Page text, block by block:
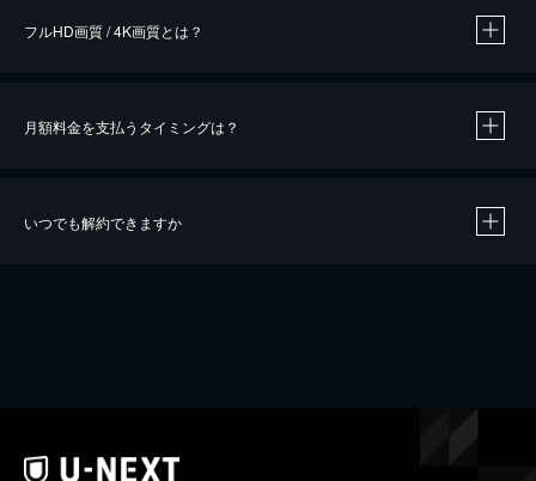
※40％ポイント還元の対象は、クレジットカード決済による作品の購入 / レンタルです。
フルHD画質 / 4K画質とは？
月額料金を支払うタイミングは？
いつでも解約できますか